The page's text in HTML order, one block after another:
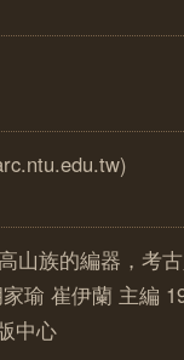
山族的編器，考
瑜 崔伊蘭 主編
中心